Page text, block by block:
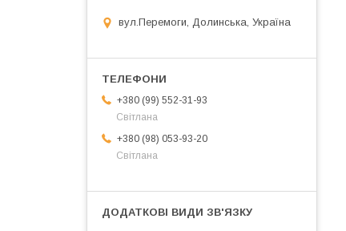
вул.Перемоги, Долинська, Україна
+380 (99) 552-31-93
Світлана
+380 (98) 053-93-20
Світлана